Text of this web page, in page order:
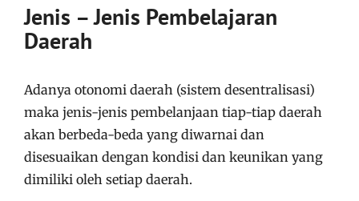
Jenis – Jenis Pembelajaran
Daerah
Adanya otonomi daerah (sistem desentralisasi)
maka jenis-jenis pembelanjaan tiap-tiap daerah
akan berbeda-beda yang diwarnai dan
disesuaikan dengan kondisi dan keunikan yang
dimiliki oleh setiap daerah.